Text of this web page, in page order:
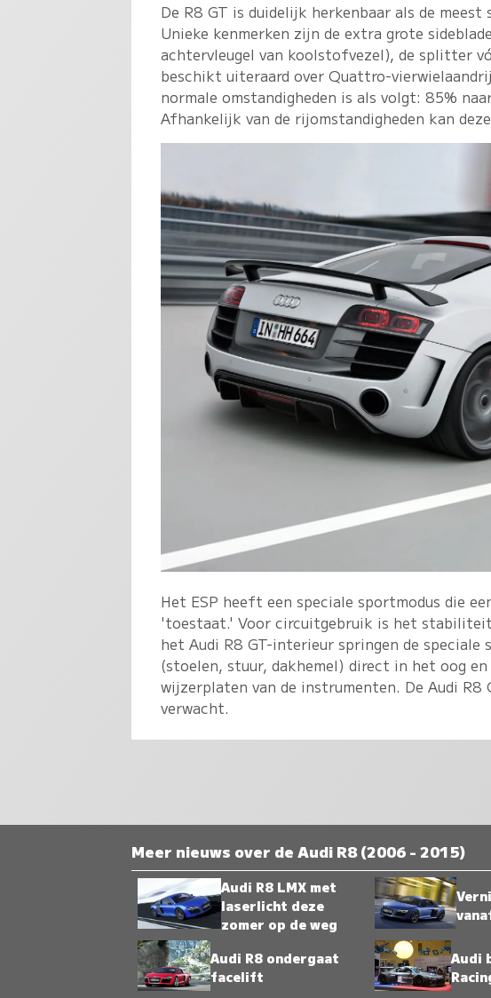
De R8 GT is duidelijk herkenbaar als de
Unieke kenmerken zijn de extra grote
achtervleugel van koolstofvezel), de splitter
beschikt uiteraard over Quattro-
normale omstandigheden is als volgt: 85%
Afhankelijk van de rijomstandigheden kan
Het ESP heeft een speciale sportmodus die
'toestaat.' Voor circuitgebruik is het
het Audi R8 GT-interieur springen de
(stoelen, stuur, dakhemel) direct in het oog
wijzerplaten van de instrumenten. De Audi R8
verwacht.
Meer nieuws over de Audi R8 (2006 - 2015)
Audi R8 LMX met
laserlicht deze
zomer op de weg
Audi R8 ondergaat
facelift
Audi